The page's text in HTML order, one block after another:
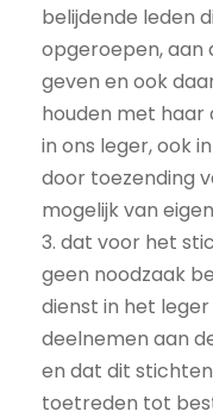
belijdende leden
opgeroepen, aan
geven en ook
houden met haar
in ons leger, ook
door toezending
mogelijk van
3. dat voor het
geen noodzaak
dienst in het
deelnemen aan
en dat dit
toetreden tot